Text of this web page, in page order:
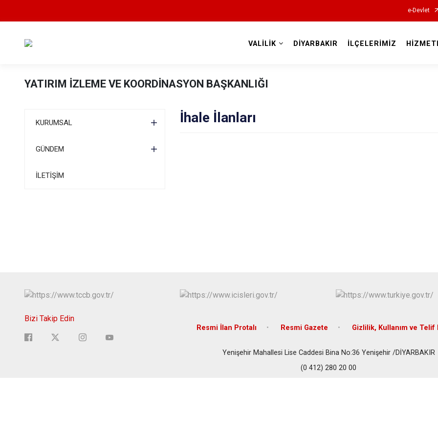
e-Devlet
VALİLİK DİYARBAKIR İLÇELERİMİZ
YATIRIM İZLEME VE KOORDİNASYON BAŞKANLIĞI
KURUMSAL
GÜNDEM
İLETİŞİM
İhale İlanları
Bizi Takip Edin
Resmi İlan Protalı Resmi Gazete Gizlilik, Kullanım ve Telif
Yenişehir Mahallesi Lise Caddesi Bina No:36 Yenişehir /DİYARBAKIR
(0 412) 280 20 00